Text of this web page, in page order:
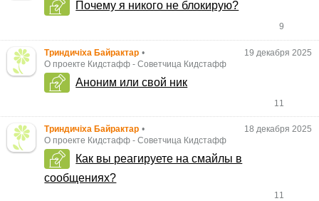
Почему я никого не блокирую?
9
Триндичіха Байрактар •
19 декабря 2025
О проекте Кидстафф -Советчица Кидстафф
Аноним или свой ник
11
Триндичіха Байрактар •
18 декабря 2025
О проекте Кидстафф -Советчица Кидстафф
Как вы реагируете на смайлы в
сообщениях?
11